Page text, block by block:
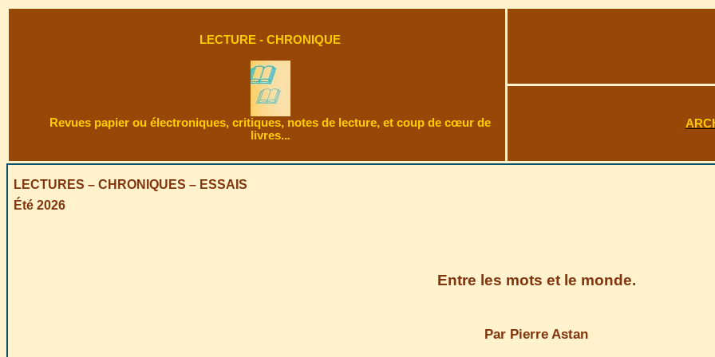
LECTURE - CHRONIQUE
Revues papier ou électroniques, critiques, notes de lecture, et coup de cœur de
livres...
LECTURES – CHRONIQUES – ESSAIS
Été 2026
Entre les mots et le monde.
Par Pierre Astan